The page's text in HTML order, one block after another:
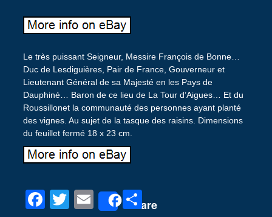
Le très puissant Seigneur, Messire François de Bonne…
Duc de Lesdiguières, Pair de France, Gouverneur et
Lieutenant Général de sa Majesté en les Pays de
Dauphiné… Baron de ce lieu de La Tour d’Aigues… Et du
Roussillonet la communauté des personnes ayant planté
des vignes. Au sujet de la tasque des raisins. Dimensions
du feuillet fermé 18 x 23 cm.
F
T
E
Share
P